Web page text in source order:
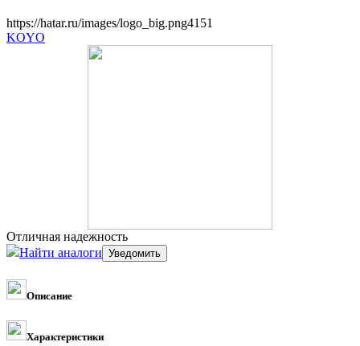
https://hatar.ru/images/logo_big.png41 51
KOYO
Отличная надежность
Найти аналоги
Описание
Характеристики